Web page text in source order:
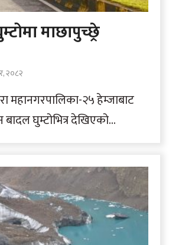
माछापुच्छ्रे
२०८२
महानगरपालिका-२५ हेम्जाबाट
घुम्टोभित्र देखिएको